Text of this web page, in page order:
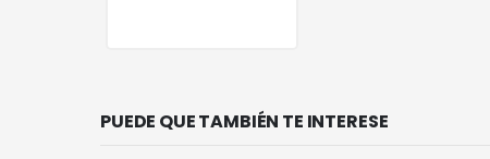
PUEDE QUE TAMBIÉN TE INTERESE